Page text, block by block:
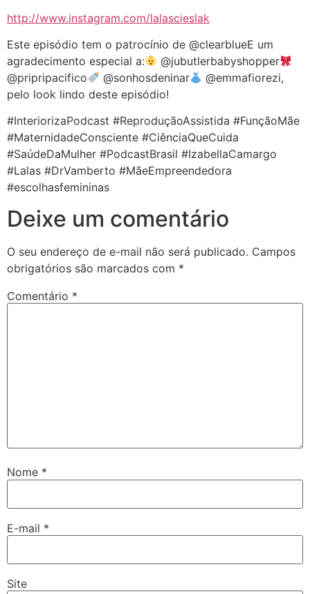
http://www.instagram.com/lalascieslak
Este episódio tem o patrocínio de @clearblueE um
agradecimento especial a:
@jubutlerbabyshopper
@pripripacifico
@sonhosdeninar
@emmafiorezi,
pelo look lindo deste episódio!
#InteriorizaPodcast #ReproduçãoAssistida #FunçãoMãe
#MaternidadeConsciente #CiênciaQueCuida
#SaúdeDaMulher #PodcastBrasil #IzabellaCamargo
#Lalas #DrVamberto #MãeEmpreendedora
#escolhasfemininas
Deixe um comentário
O seu endereço de e-mail não será publicado. Campos
obrigatórios são marcados com *
Comentário *
Nome *
E-mail *
Site